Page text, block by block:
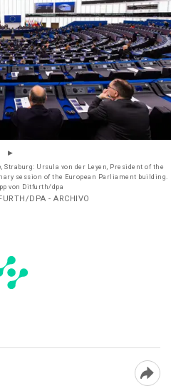
Straburg: Ursula von der Leyen, President of the
session of the European Parliament building.
von Ditfurth/dpa
DPA - ARCHIVO